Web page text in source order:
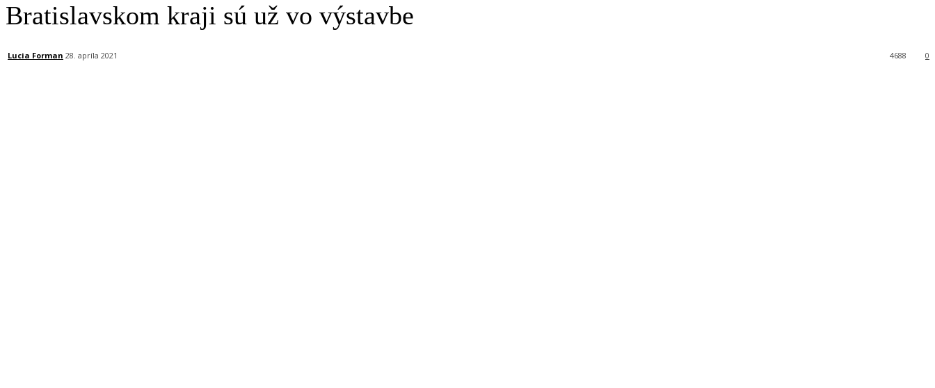
Bratislavskom kraji sú už vo výstavbe
Lucia Forman 28. apríla 2021 0
4688